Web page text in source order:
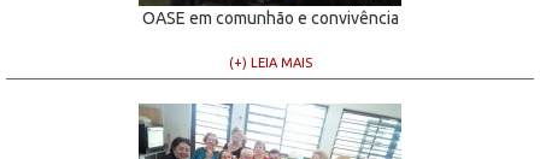
OASE em comunhão e convivência
(+) LEIA MAIS